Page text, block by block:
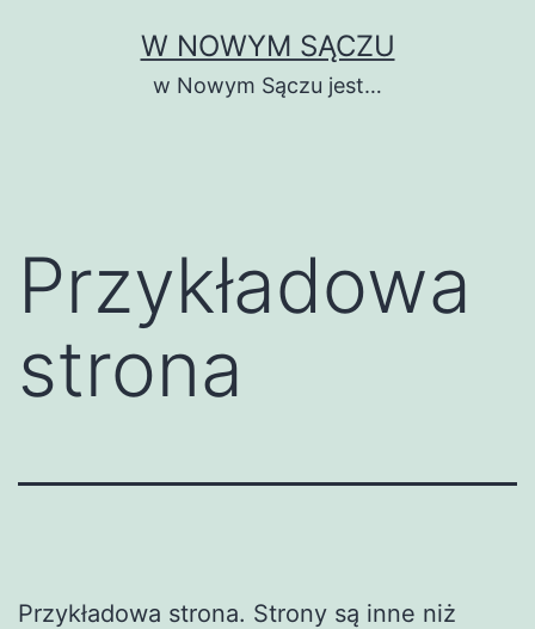
W NOWYM SĄCZU
w Nowym Sączu jest…
Przykładowa
strona
Przykładowa strona. Strony są inne niż